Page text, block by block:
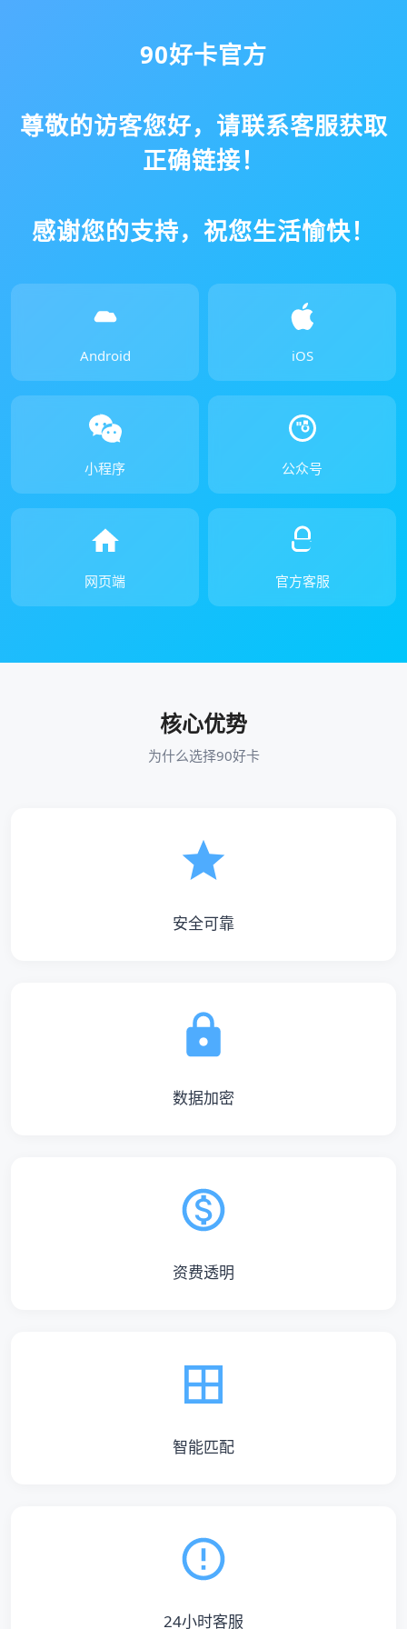
90好卡官方
尊敬的访客您好，请联系客服获取
正确链接！
感谢您的支持，祝您生活愉快！
Android iOS
小程序 公众号
网页端 官方客服
核心优势
为什么选择90好卡
安全可靠
数据加密
资费透明
智能匹配
24小时客服